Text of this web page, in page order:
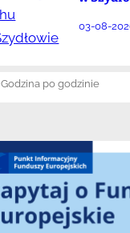
03-08-
Godzina po godzinie